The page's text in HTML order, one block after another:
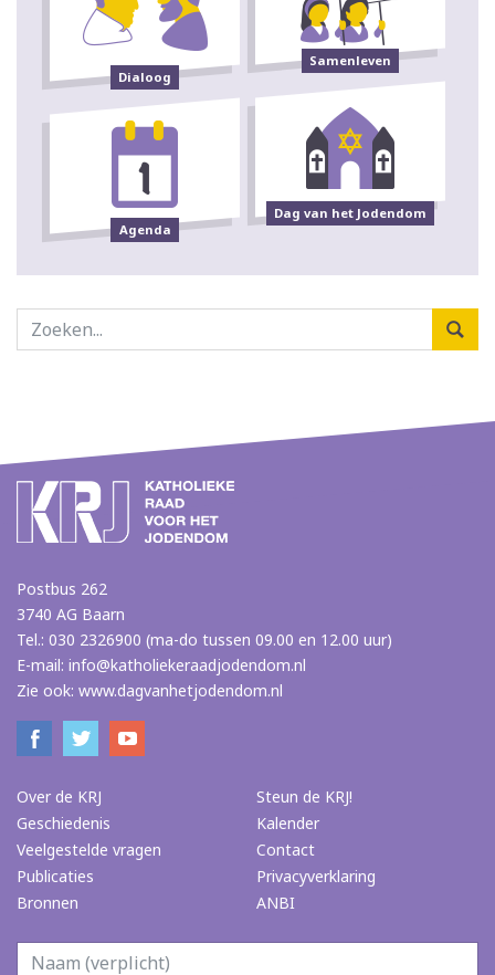
Dialoog
Samenleven
Agenda
Dag van het Jodendom
Postbus 262
3740 AG Baarn
Tel.: 030 2326900 (ma-do tussen 09.00 en 12.00 uur)
E-mail: info@katholiekeraadjodendom.nl
Zie ook: www.dagvanhetjodendom.nl
Over de KRJ
Geschiedenis
Veelgestelde vragen
Publicaties
Bronnen
Steun de KRJ!
Kalender
Contact
Privacyverklaring
ANBI